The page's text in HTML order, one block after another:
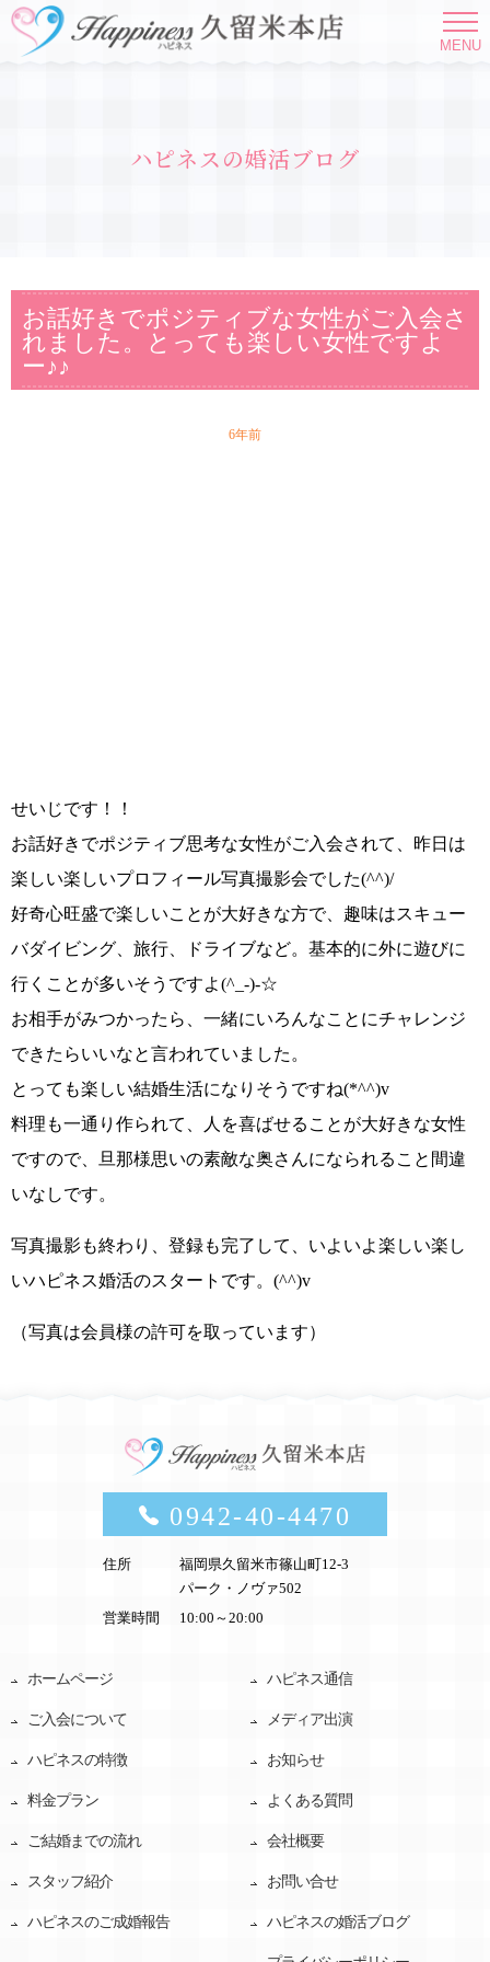
MENU
ハピネスの婚活ブログ
お話好きでポジティブな女性がご入会さ
れました。とっても楽しい女性ですよ
ー♪♪
6年前
せいじです！！
お話好きでポジティブ思考な女性がご入会されて、昨日は
楽しい楽しいプロフィール写真撮影会でした(^^)/
好奇心旺盛で楽しいことが大好きな方で、趣味はスキュー
バダイビング、旅行、ドライブなど。基本的に外に遊びに
行くことが多いそうですよ(^_-)-☆
お相手がみつかったら、一緒にいろんなことにチャレンジ
できたらいいなと言われていました。
とっても楽しい結婚生活になりそうですね(*^^)v
料理も一通り作られて、人を喜ばせることが大好きな女性
ですので、旦那様思いの素敵な奥さんになられること間違
いなしです。
写真撮影も終わり、登録も完了して、いよいよ楽しい楽し
いハピネス婚活のスタートです。 (^^)v
（写真は会員様の許可を取っています）
0942-40-4470
住所
福岡県久留米市篠山町12-3
パーク・ノヴァ502
営業時間
10:00～20:00
ホームページ
ご入会について
ハピネスの特徴
料金プラン
ご結婚までの流れ
スタッフ紹介
ハピネスのご成婚報告
ハピネス通信
メディア出演
お知らせ
よくある質問
会社概要
お問い合せ
ハピネスの婚活ブログ